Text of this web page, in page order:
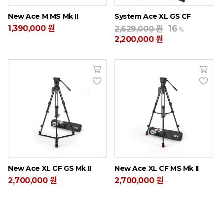
New Ace M MS Mk II
1,390,000 원
System Ace XL GS CF
2,629,000 원 16 %
2,200,000 원
New Ace XL CF GS Mk II
2,700,000 원
New Ace XL CF MS Mk II
2,700,000 원